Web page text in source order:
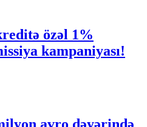
özəl 1%
kampaniyası!